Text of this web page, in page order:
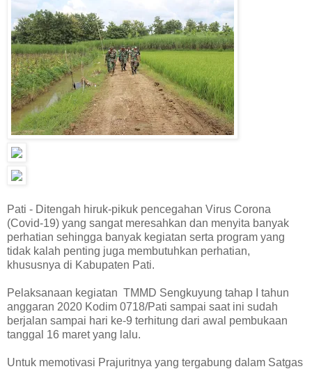
Pati - Ditengah hiruk-pikuk pencegahan Virus Corona
(Covid-19) yang sangat meresahkan dan menyita banyak
perhatian sehingga banyak kegiatan serta program yang
tidak kalah penting juga membutuhkan perhatian,
khususnya di Kabupaten Pati.
Pelaksanaan kegiatan TMMD Sengkuyung tahap I tahun
anggaran 2020 Kodim 0718/Pati sampai saat ini sudah
berjalan sampai hari ke-9 terhitung dari awal pembukaan
tanggal 16 maret yang lalu.
Untuk memotivasi Prajuritnya yang tergabung dalam Satgas